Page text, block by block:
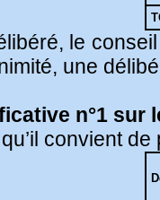
le
une
n°1 sur
convient